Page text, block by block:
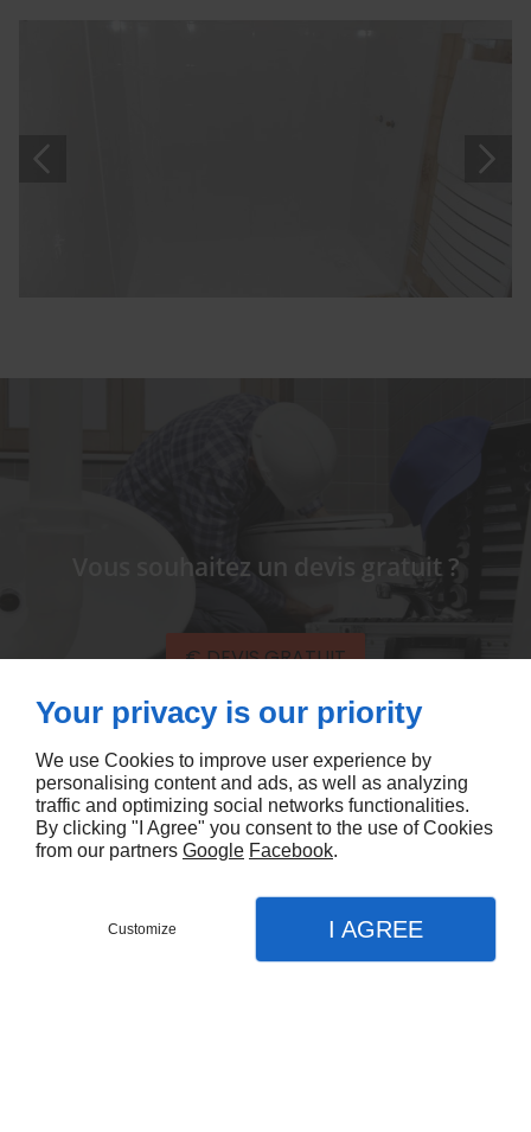
Vous souhaitez un devis gratuit ?
€ DEVIS GRATUIT
SARL SASEP MORIN
10 Rue Porte Jaune 18000 BOURGES
DEVIS GRATUIT
Your privacy is our priority
We use Cookies to improve user experience by
personalising content and ads, as well as analyzing
traffic and optimizing social networks functionalities.
By clicking "I Agree" you consent to the use of Cookies
from our partners Google Facebook.
Customize I AGREE